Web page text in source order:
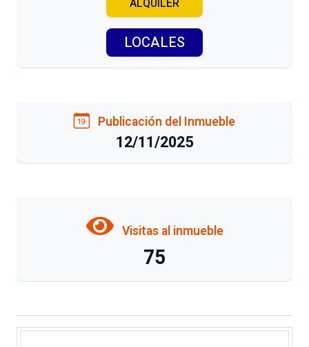
LOCALES
Publicación del Inmueble
12/11/2025
Visitas al inmueble
75